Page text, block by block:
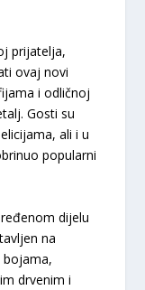
prijatelja,
ovaj novi
i odličnoj
Gosti su
ali i u
popularni
dijelu
na
bojama,
drvenim i